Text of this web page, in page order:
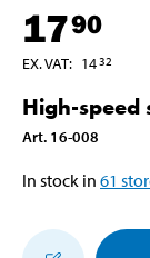
1790
EX. VAT: 1432
High-speed
Art. 16-008
In stock in 61